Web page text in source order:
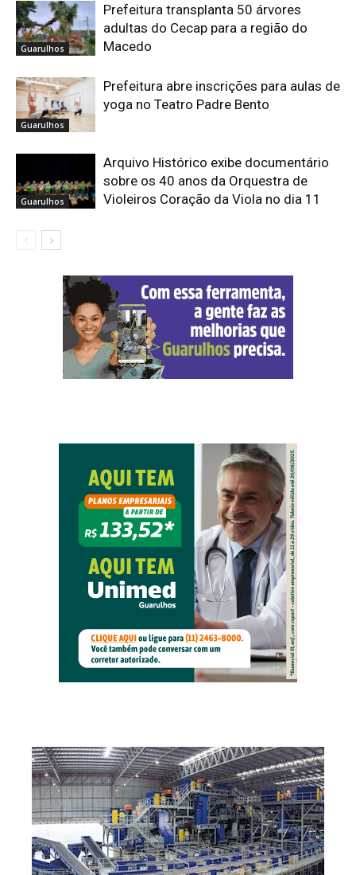
Guarulhos
Prefeitura transplanta 50 árvores
adultas do Cecap para a região do
Macedo
Guarulhos
Prefeitura abre inscrições para aulas de
yoga no Teatro Padre Bento
Guarulhos
Arquivo Histórico exibe documentário
sobre os 40 anos da Orquestra de
Violeiros Coração da Viola no dia 11